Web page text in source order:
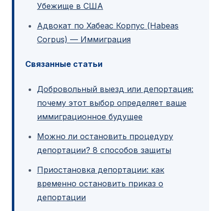
Убежище в США
Адвокат по Хабеас Корпус (Habeas
Corpus) — Иммиграция
Связанные статьи
Добровольный выезд или депортация:
почему этот выбор определяет ваше
иммиграционное будущее
Можно ли остановить процедуру
депортации? 8 способов защиты
Приостановка депортации: как
временно остановить приказ о
депортации